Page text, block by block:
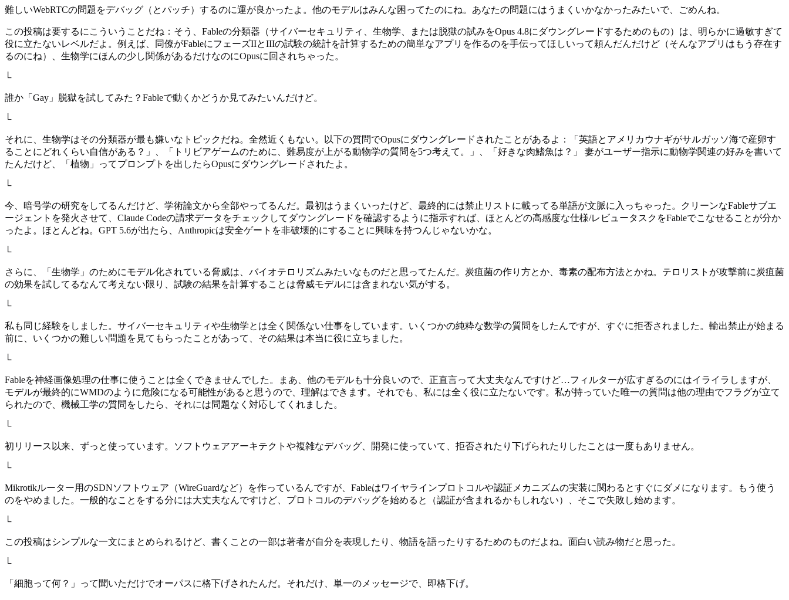
難しいWebRTCの問題をデバッグ（とパッチ）するのに運が良かったよ。他のモデルはみんな困ってたのにね。あなたの問題にはうまくいかなかったみたいで、ごめんね。
この投稿は要するにこういうことだね：そう、Fableの分類器（サイバーセキュリティ、生物学、または脱獄の試みをOpus 4.8にダウングレードするためのもの）は、明らかに過敏すぎて
役に立たないレベルだよ。例えば、同僚がFableにフェーズIIとIIIの試験の統計を計算するための簡単なアプリを作るのを手伝ってほしいって頼んだんだけど（そんなアプリはもう存在す
るのにね）、生物学にほんの少し関係があるだけなのにOpusに回されちゃった。
└
誰か「Gay」脱獄を試してみた？Fableで動くかどうか見てみたいんだけど。
└
それに、生物学はその分類器が最も嫌いなトピックだね。全然近くもない。以下の質問でOpusにダウングレードされたことがあるよ：「英語とアメリカウナギがサルガッソ海で産卵す
ることにどれくらい自信がある？」、「トリビアゲームのために、難易度が上がる動物学の質問を5つ考えて。」、「好きな肉鰭魚は？」 妻がユーザー指示に動物学関連の好みを書いて
たんだけど、「植物」ってプロンプトを出したらOpusにダウングレードされたよ。
└
今、暗号学の研究をしてるんだけど、学術論文から全部やってるんだ。最初はうまくいったけど、最終的には禁止リストに載ってる単語が文脈に入っちゃった。クリーンなFableサブエ
ージェントを発火させて、Claude Codeの請求データをチェックしてダウングレードを確認するように指示すれば、ほとんどの高感度な仕様/レビュータスクをFableでこなせることが分か
ったよ。ほとんどね。GPT 5.6が出たら、Anthropicは安全ゲートを非破壊的にすることに興味を持つんじゃないかな。
└
さらに、「生物学」のためにモデル化されている脅威は、バイオテロリズムみたいなものだと思ってたんだ。炭疽菌の作り方とか、毒素の配布方法とかね。テロリストが攻撃前に炭疽菌
の効果を試してるなんて考えない限り、試験の結果を計算することは脅威モデルには含まれない気がする。
└
私も同じ経験をしました。サイバーセキュリティや生物学とは全く関係ない仕事をしています。いくつかの純粋な数学の質問をしたんですが、すぐに拒否されました。輸出禁止が始まる
前に、いくつかの難しい問題を見てもらったことがあって、その結果は本当に役に立ちました。
└
Fableを神経画像処理の仕事に使うことは全くできませんでした。まあ、他のモデルも十分良いので、正直言って大丈夫なんですけど…フィルターが広すぎるのにはイライラしますが、
モデルが最終的にWMDのように危険になる可能性があると思うので、理解はできます。それでも、私には全く役に立たないです。私が持っていた唯一の質問は他の理由でフラグが立て
られたので、機械工学の質問をしたら、それには問題なく対応してくれました。
└
初リリース以来、ずっと使っています。ソフトウェアアーキテクトや複雑なデバッグ、開発に使っていて、拒否されたり下げられたりしたことは一度もありません。
└
Mikrotikルーター用のSDNソフトウェア（WireGuardなど）を作っているんですが、Fableはワイヤラインプロトコルや認証メカニズムの実装に関わるとすぐにダメになります。もう使う
のをやめました。一般的なことをする分には大丈夫なんですけど、プロトコルのデバッグを始めると（認証が含まれるかもしれない）、そこで失敗し始めます。
└
この投稿はシンプルな一文にまとめられるけど、書くことの一部は著者が自分を表現したり、物語を語ったりするためのものだよね。面白い読み物だと思った。
└
「細胞って何？」って聞いただけでオーパスに格下げされたんだ。それだけ、単一のメッセージで、即格下げ。